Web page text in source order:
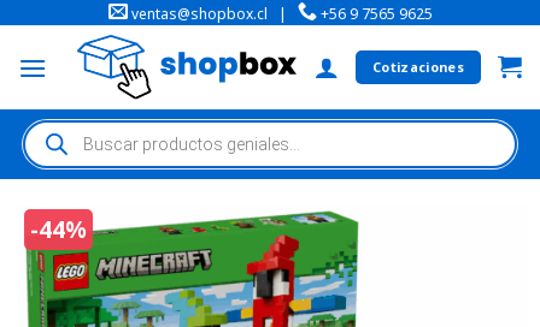
ventas@shopbox.cl | +56 9 7565 9625
Cotizaciones
-44%